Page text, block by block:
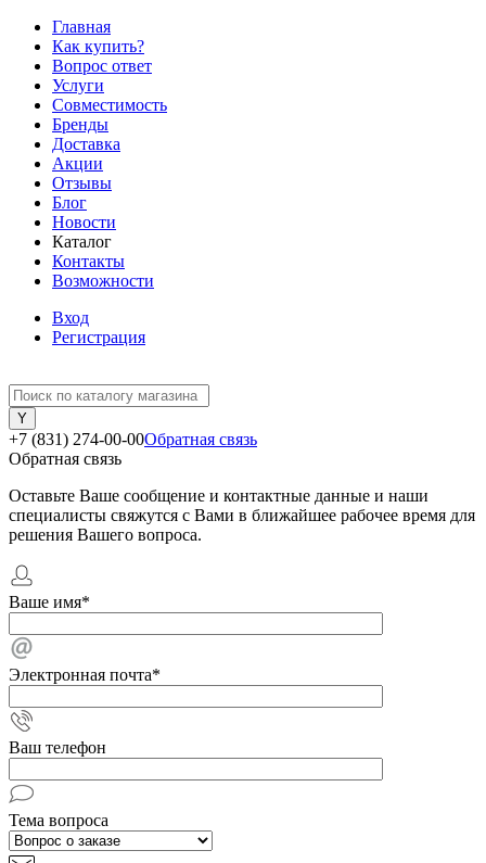
Главная
Как купить?
Вопрос ответ
Услуги
Совместимость
Бренды
Доставка
Акции
Отзывы
Блог
Новости
Каталог
Контакты
Возможности
Вход
Регистрация
+7 (831) 274-00-00Обратная связь
Обратная связь
Оставьте Ваше сообщение и контактные данные и наши
специалисты свяжутся с Вами в ближайшее рабочее время для
решения Вашего вопроса.
Ваше имя*
Электронная почта*
Ваш телефон
Тема вопроса